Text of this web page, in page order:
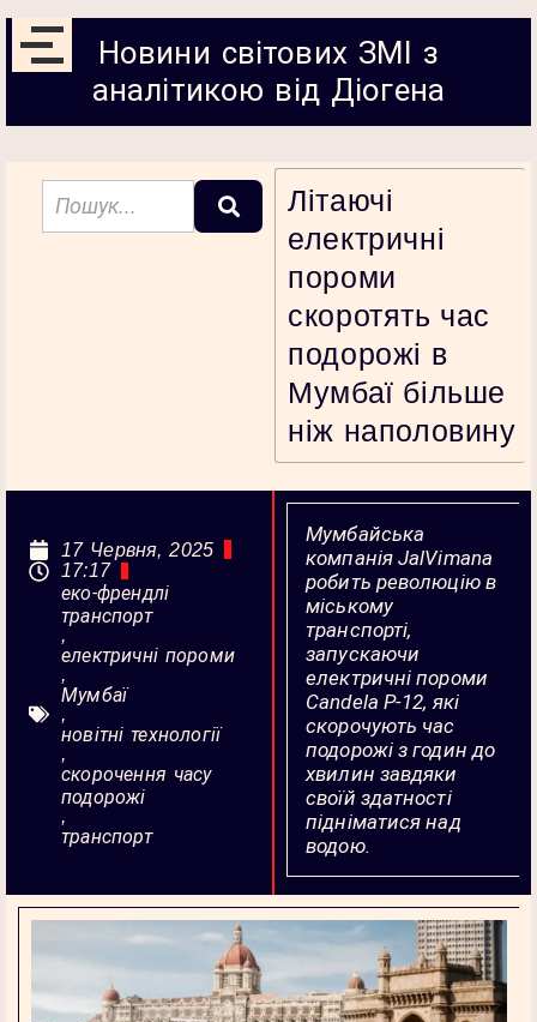
Новини світових ЗМІ з
аналітикою від Діогена
Літаючі
електричні
пороми
скоротять час
подорожі в
Мумбаї більше
ніж наполовину
Мумбайська
компанія JalVimana
робить революцію в
міському
транспорті,
запускаючи
електричні пороми
Candela P-12, які
скорочують час
подорожі з годин до
хвилин завдяки
своїй здатності
підніматися над
водою.
17 Червня, 2025
17:17
еко-френдлі
транспорт
,
електричні пороми
,
Мумбаї
,
новітні технології
,
скорочення часу
подорожі
,
транспорт